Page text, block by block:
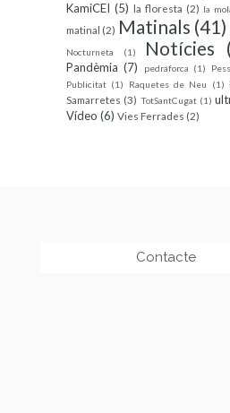
KamiCEI (5) la floresta (2) la
matinal (2) Matinals (41)
Nocturneta
(1) Notícies
Pandèmia (7) pedraforca (1)
Publicitat (1) Raquetes de Neu (1)
Samarretes (3) TotSantCugat (1)
Vídeo (6) Vies Ferrades (2)
Contacte